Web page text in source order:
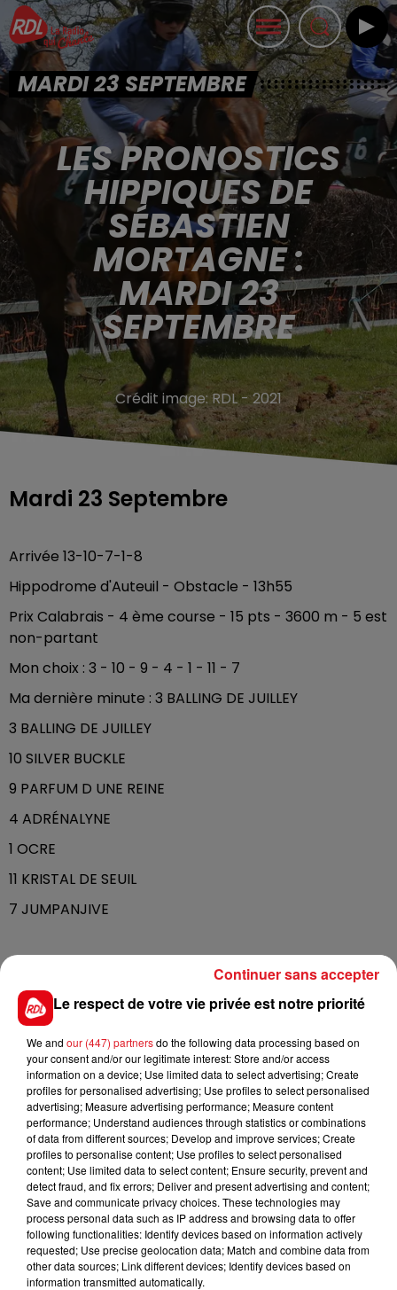
MARDI 23 SEPTEMBRE
LES PRONOSTICS
HIPPIQUES DE
SÉBASTIEN
MORTAGNE :
MARDI 23
SEPTEMBRE
Crédit image: RDL - 2021
Mardi 23 Septembre
Arrivée 13-10-7-1-8
Hippodrome d'Auteuil - Obstacle - 13h55
Prix Calabrais - 4 ème course - 15 pts - 3600 m - 5 est
non-partant
Mon choix : 3 - 10 - 9 - 4 - 1 - 11 - 7
Ma dernière minute : 3 BALLING DE JUILLEY
3 BALLING DE JUILLEY
10 SILVER BUCKLE
9 PARFUM D UNE REINE
4 ADRÉNALYNE
1 OCRE
11 KRISTAL DE SEUIL
7 JUMPANJIVE
FILS D'ACTUS
15 juillet 2026
BÉTHUNE: ENQUÊTE POUR HOMICIDE
VOLONTAIRE EN COURS, APRÈS LA...
Selon les premiers éléments, le logement servait
à des prostituées
Le respect de votre vie privée est notre priorité
We and our (447) partnersdo the following data processing based on
your consent and/or our legitimate interest: Store and/or access
information on a device; Use limited data to select advertising; Create
profiles for personalised advertising; Use profiles to select personalised
advertising; Measure advertising performance; Measure content
performance; Understand audiences through statistics or combinations
of data from different sources; Develop and improve services; Create
profiles to personalise content; Use profiles to select personalised
content; Use limited data to select content; Ensure security, prevent and
detect fraud, and fix errors; Deliver and present advertising and content;
Save and communicate privacy choices. These technologies may
process personal data such as IP address and browsing data to offer
following functionalities: Identify devices based on information actively
requested; Use precise geolocation data; Match and combine data from
other data sources; Link different devices; Identify devices based on
information transmitted automatically.
Continuer sans accepter